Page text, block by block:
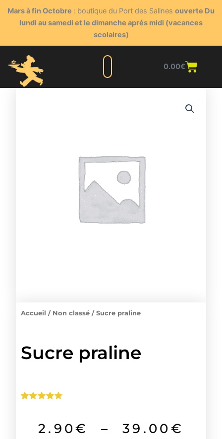
Mars à fin Octobre : boutique du Port des Salines ouverte Du
lundi au samedi et le dimanche aprés midi (vacances
scolaires)
0.00€
Accueil / Non classé / Sucre praline
Sucre praline
notation
client2.90€ – 39.00 €